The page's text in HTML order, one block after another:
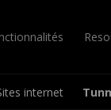
en ligne
internet